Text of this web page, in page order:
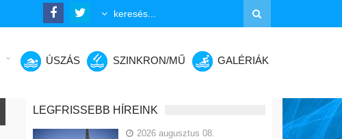
ÚSZÁS SZINKRON/MŰ GALÉRIÁK
LEGFRISSEBB HÍREINK
2026 augusztus 08.